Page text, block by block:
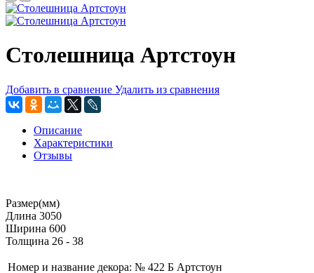
Столешница Артстоун
Добавить в сравнение Удалить из сравнения
Описание
Характеристики
Отзывы
Размер(мм)
Длина 3050
Ширина 600
Толщина 26 - 38
Номер и название декора: № 422 Б Артстоун